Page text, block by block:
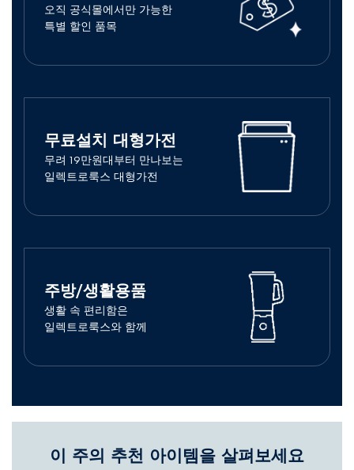
오직 공식몰에서만 가능한
특별 할인 품목
무료설치 대형가전
무려 19만원대부터 만나보는
일렉트로룩스 대형가전
주방/생활용품
생활 속 편리함은
일렉트로룩스와 함께
이 주의 추천 아이템을 살펴보세요